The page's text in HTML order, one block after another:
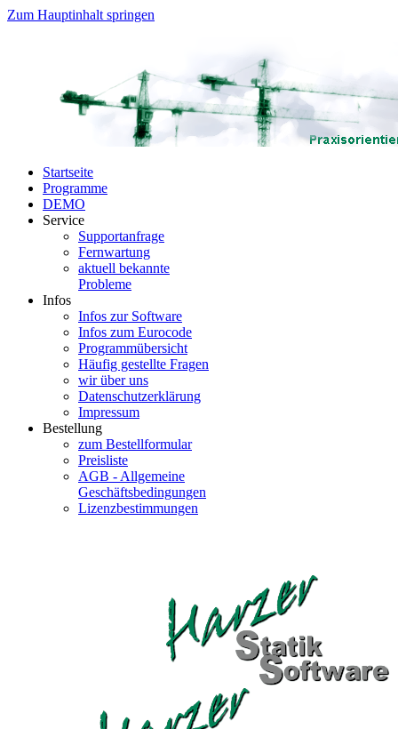
Zum Hauptinhalt springen
Startseite
Programme
DEMO
Service
Supportanfrage
Fernwartung
aktuell bekannte
Probleme
Infos
Infos zur Software
Infos zum Eurocode
Programmübersicht
Häufig gestellte Fragen
wir über uns
Datenschutzerklärung
Impressum
Bestellung
zum Bestellformular
Preisliste
AGB - Allgemeine
Geschäftsbedingungen
Lizenzbestimmungen